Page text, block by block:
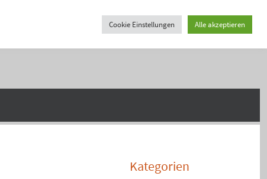
Kategorien
Cookie Einstellungen Alle akzeptieren